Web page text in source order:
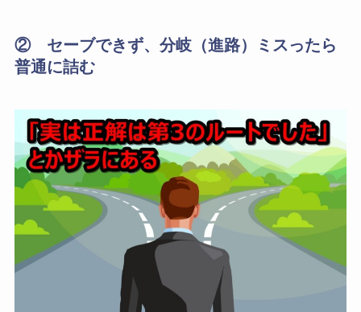
② セーブできず、分岐（進路）ミスったら
普通に詰む